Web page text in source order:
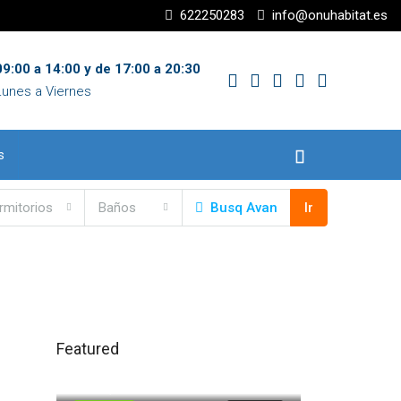
622250283 info@onuhabitat.es
a 14:00 y de 17:00 a 20:30
a Viernes
Baños Busq Avan Ir
Featured